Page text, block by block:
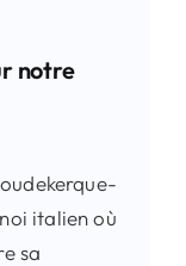
notre
italien où
sa